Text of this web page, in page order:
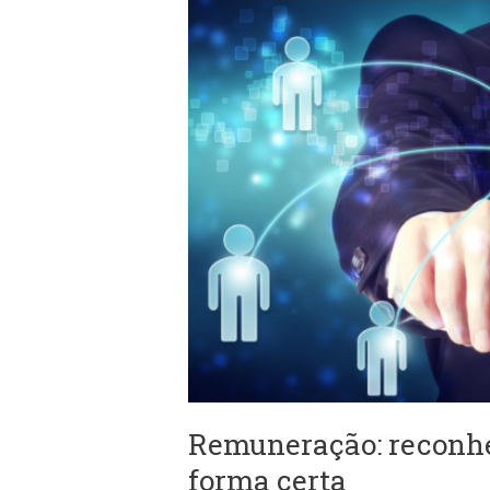
Remuneração:
forma certa
Remuneração:
reconheça
seus
funcionários
da
forma
certa